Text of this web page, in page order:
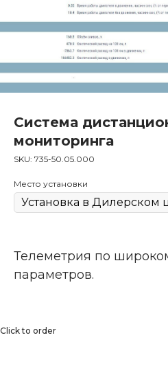
Система
мониторинга
SKU: 735-50.05.000
Место установки
Телеметрия по
параметров.
Click to order